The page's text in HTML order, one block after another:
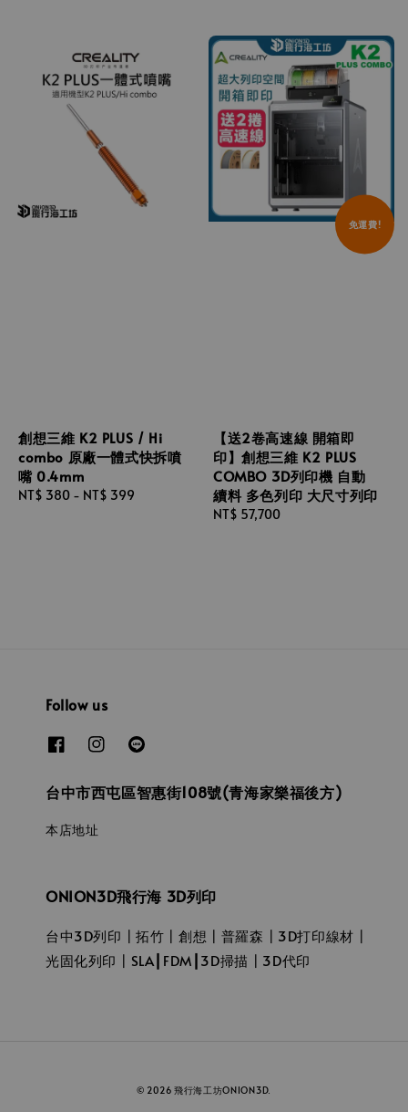
創想三維 K2 PLUS / Hi
combo 原廠一體式快拆噴
嘴 0.4mm
Regular
NT$ 380 - NT$ 399
免運費!
【送2卷高速線 開箱即
印】創想三維 K2 PLUS
COMBO 3D列印機 自動
續料 多色列印 大尺寸列印
Regular
NT$ 57,700
Follow us
台中市西屯區智惠街108號(青海家樂福後方)
本店地址
ONION3D飛行海 3D列印
台中3D列印┃拓竹┃創想┃普羅森┃3D打印線材┃
光固化列印┃SLA┃FDM┃3D掃描┃3D代印
© 2026 飛行海工坊ONION3D.